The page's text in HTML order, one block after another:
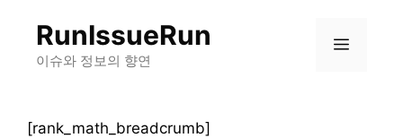
RunIssueRun
이슈와 정보의 향연
메
[rank_math_breadcrumb]